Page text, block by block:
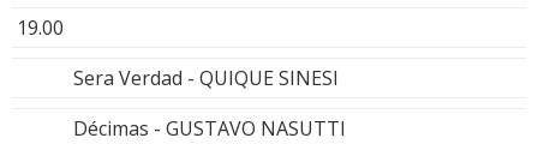
19.00
Sera Verdad - QUIQUE SINESI
Décimas - GUSTAVO NASUTTI